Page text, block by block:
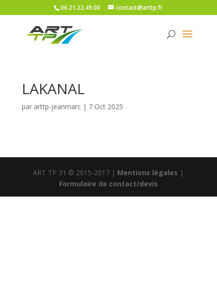
06.21.22.49.00 contact@arttp.fr
LAKANAL
par arttp-jeanmarc| 7 Oct 2025
ART TP 31 © 2015-2017 | Mentions légales |
Formulaire de contact/devis